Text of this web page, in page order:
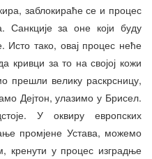
заблокираће се и процес
Санкције за оне који буду
Исто тако, овај процес неће
кривци за то на својој кожи
прешли велику раскрсницу,
Дејтон, улазимо у Брисел.
У оквиру европских
промјене Устава, можемо
кренути у процес изградње